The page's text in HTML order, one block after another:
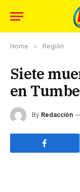
Home » Región
Siete
en
By Redacción